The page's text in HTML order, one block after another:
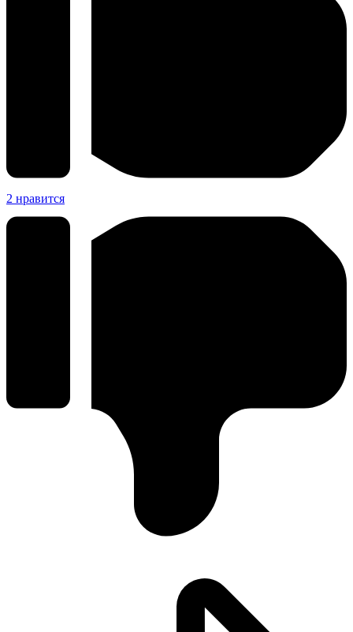
2 нравится